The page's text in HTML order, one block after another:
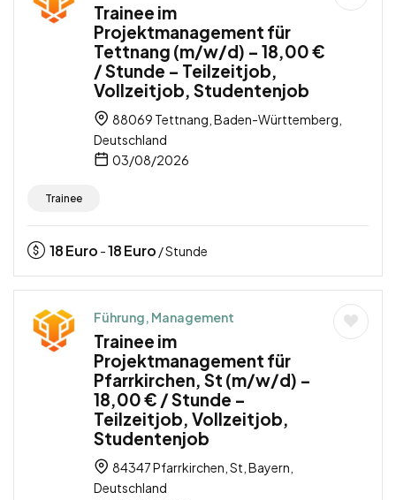
Trainee im
Projektmanagement für
Tettnang (m/w/d) – 18,00 €
/ Stunde – Teilzeitjob,
Vollzeitjob, Studentenjob
88069 Tettnang, Baden-Württemberg,
Deutschland
03/08/2026
Trainee
18Euro -18Euro / Stunde
Führung, Management
Trainee im
Projektmanagement für
Pfarrkirchen, St (m/w/d) –
18,00 € / Stunde –
Teilzeitjob, Vollzeitjob,
Studentenjob
84347 Pfarrkirchen, St, Bayern,
Deutschland